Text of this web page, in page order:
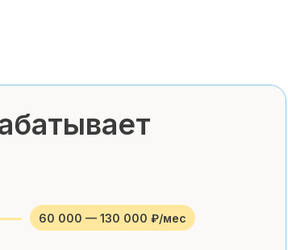
60 000 — 130 000 ₽/мес